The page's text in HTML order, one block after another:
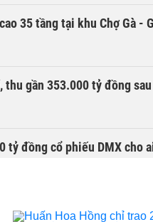
35 tầng tại khu Chợ Gà -
thu gần 353.000 tỷ đồng
tỷ đồng cổ phiếu DMX cho
lựa chọn nhà đầu tư công